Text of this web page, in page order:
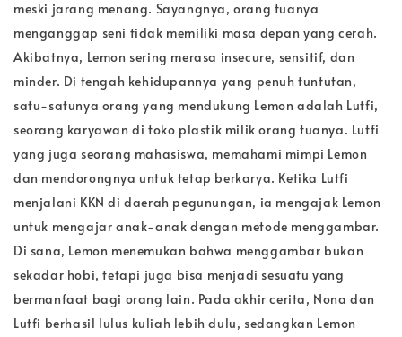
meski jarang menang. Sayangnya, orang tuanya
menganggap seni tidak memiliki masa depan yang cerah.
Akibatnya, Lemon sering merasa insecure, sensitif, dan
minder. Di tengah kehidupannya yang penuh tuntutan,
satu-satunya orang yang mendukung Lemon adalah Lutfi,
seorang karyawan di toko plastik milik orang tuanya. Lutfi
yang juga seorang mahasiswa, memahami mimpi Lemon
dan mendorongnya untuk tetap berkarya. Ketika Lutfi
menjalani KKN di daerah pegunungan, ia mengajak Lemon
untuk mengajar anak-anak dengan metode menggambar.
Di sana, Lemon menemukan bahwa menggambar bukan
sekadar hobi, tetapi juga bisa menjadi sesuatu yang
bermanfaat bagi orang lain. Pada akhir cerita, Nona dan
Lutfi berhasil lulus kuliah lebih dulu, sedangkan Lemon